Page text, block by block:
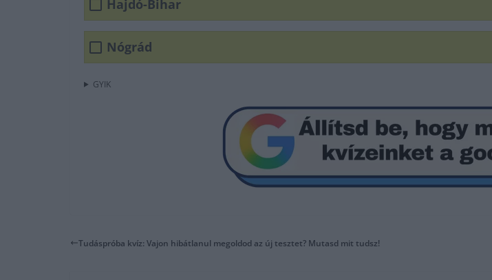
Hajdó-Bihar
Nógrád
GYIK
Tudáspróba kvíz: Vajon hibátlanul megoldod az új tesztet? Mutasd mit tudsz!